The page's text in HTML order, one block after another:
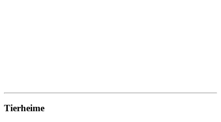
Tierheime